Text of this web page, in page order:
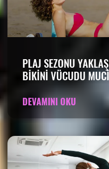
PLAJ SEZONU
BIKINI VÜCUDU
DEVAMINI OKU